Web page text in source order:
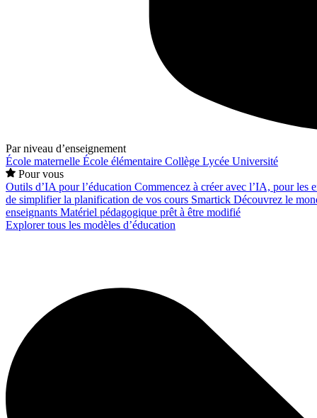
Par niveau d’enseignement
École maternelle École élémentaire Collège Lycée Université
Pour vous
Outils d’IA pour l’éducation Commencez à créer avec l’IA, pour les
de simplifier la planification de vos cours Smartick Découvrez le
enseignants Matériel pédagogique prêt à être modifié
Explorer tous les modèles d’éducation